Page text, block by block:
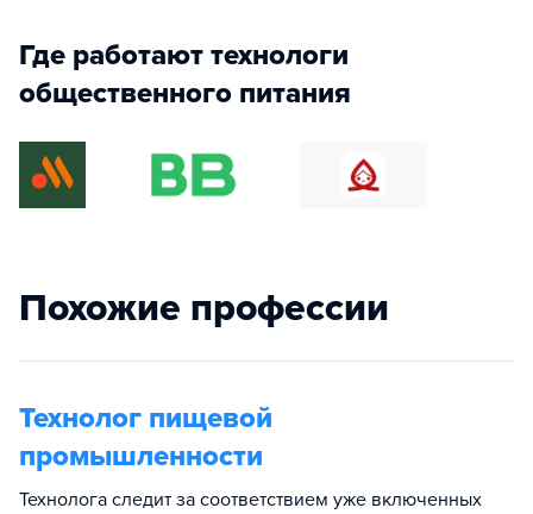
Где работают технологи
общественного питания
Похожие профессии
Технолог пищевой
промышленности
Технолога следит за соответствием уже включенных